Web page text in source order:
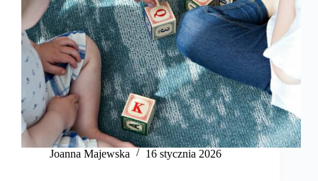
Joanna Majewska 16 stycznia 2026